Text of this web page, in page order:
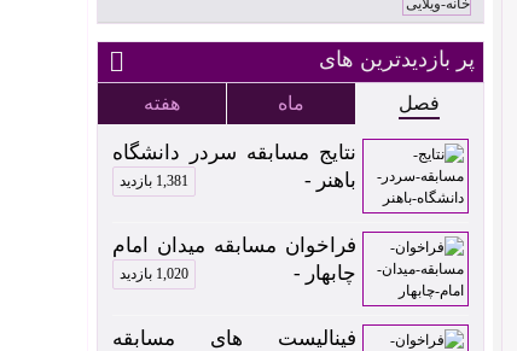
پر بازدیدترین های
فصل ماه هفته
نتایج مسابقه سردر دانشگاه
باهنر -
1,381 بازدید
فراخوان مسابقه میدان امام
چابهار -
1,020 بازدید
فینالیست های مسابقه